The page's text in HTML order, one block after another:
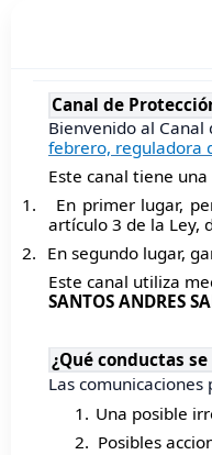
Canal de
Bienvenido al
febrero, reguladora
Este canal tiene
1.
En primer lugar,
artículo 3 de la Ley,
2. En segundo lugar,
Este canal utiliza
SANTOS ANDRES
¿Qué conductas
Las
1. Una posible
2. Posibles